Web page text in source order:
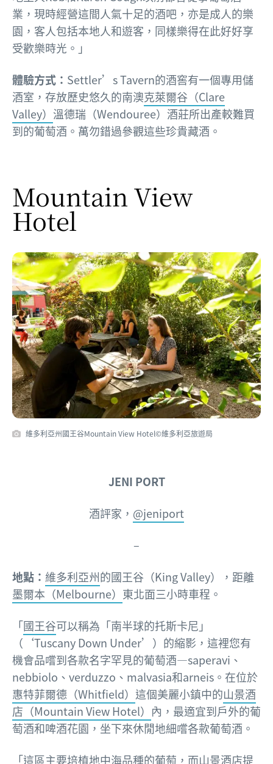
業，現時經營這間人氣十足的酒吧，亦是成人的樂
園，客人包括本地人和遊客，同樣樂得在此好好享
受歡樂時光。」
體驗方式： Settler’s Tavern的酒窖有一個專用儲
酒室，存放歷史悠久的南澳克萊爾谷（Clare
Valley） 溫德瑞（Wendouree）酒莊所出產較難買
到的葡萄酒。萬勿錯過參觀這些珍貴藏酒。
Mountain View
Hotel
維多利亞州國王谷Mountain View Hotel©維多利亞旅遊局
JENI PORT
酒評家， @jeniport
–
地點： 維多利亞州的國王谷（King Valley），距離
墨爾本（Melbourne） 東北面三小時車程。
「國王谷可以稱為「南半球的托斯卡尼」
（‘Tuscany Down Under’）的縮影，這裡您有
機會品嚐到各款名字罕見的葡萄酒—saperavi、
nebbiolo、verduzzo、malvasia和arneis。在位於
惠特菲爾德（Whitfield） 這個美麗小鎮中的山景酒
店（Mountain View Hotel） 內，最適宜到戶外的葡
萄酒和啤酒花園，坐下來休閒地細嚐各款葡萄酒。
「這區主要培植地中海品種的葡萄，而山景酒店提